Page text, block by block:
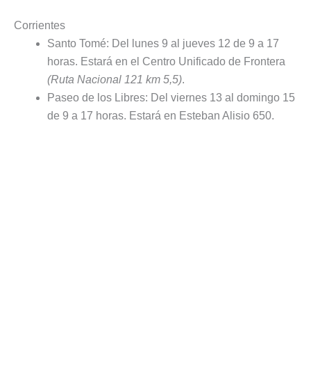
Corrientes
Santo Tomé: Del lunes 9 al jueves 12 de 9 a 17
horas. Estará en el Centro Unificado de Frontera
(Ruta Nacional 121 km 5,5).
Paseo de los Libres: Del viernes 13 al domingo 15
de 9 a 17 horas. Estará en Esteban Alisio 650.